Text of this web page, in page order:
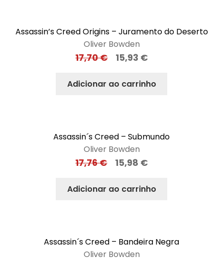
Assassin’s Creed Origins – Juramento do Deserto
Oliver Bowden
17,70€ 15,93 €
Adicionar ao carrinho
Assassin´s Creed – Submundo
Oliver Bowden
17,76€ 15,98 €
Adicionar ao carrinho
Assassin´s Creed – Bandeira Negra
Oliver Bowden